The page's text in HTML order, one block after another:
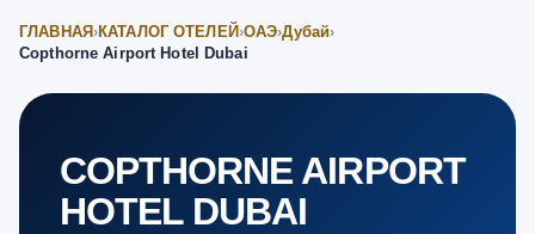
ГЛАВНАЯ ›КАТАЛОГ ОТЕЛЕЙ ›ОАЭ›Дубай›
Copthorne Airport Hotel Dubai
COPTHORNE AIRPORT
HOTEL DUBAI